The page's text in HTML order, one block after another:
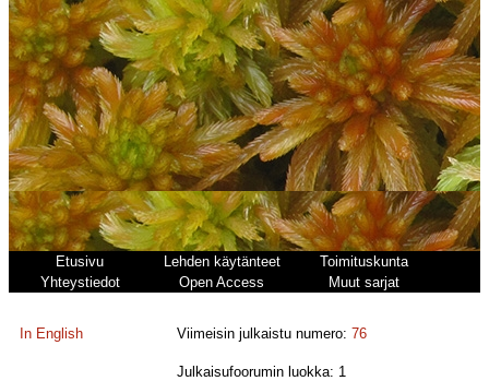
Etusivu Lehden käytänteet
Toimituskunta
Yhteystiedot
Open Access Muut sarjat
In English Viimeisin julkaistu numero:76
Julkaisufoorumin luokka: 1